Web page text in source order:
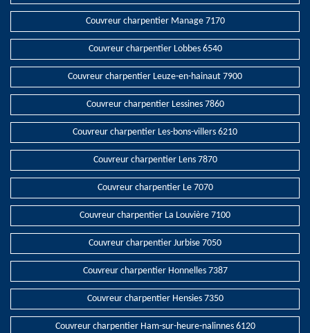
Couvreur charpentier Manage 7170
Couvreur charpentier Lobbes 6540
Couvreur charpentier Leuze-en-hainaut 7900
Couvreur charpentier Lessines 7860
Couvreur charpentier Les-bons-villers 6210
Couvreur charpentier Lens 7870
Couvreur charpentier Le 7070
Couvreur charpentier La Louvière 7100
Couvreur charpentier Jurbise 7050
Couvreur charpentier Honnelles 7387
Couvreur charpentier Hensies 7350
Couvreur charpentier Ham-sur-heure-nalinnes 6120